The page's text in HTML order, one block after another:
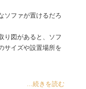
ソファが置けるだろ
り図があると、ソフ
サイズや設置場所を
...続きを読む